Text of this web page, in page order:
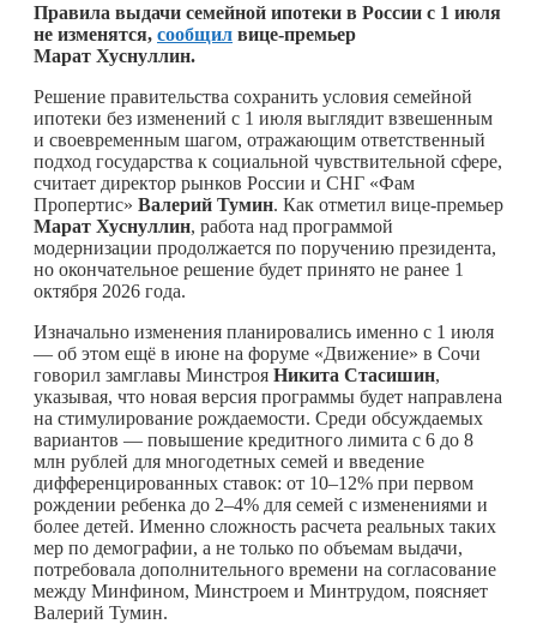
Правила выдачи семейной ипотеки в России с 1 июля
не изменятся, сообщил вице-премьер
Марат Хуснуллин.
Решение правительства сохранить условия семейной
ипотеки без изменений с 1 июля выглядит взвешенным
и своевременным шагом, отражающим ответственный
подход государства к социальной чувствительной сфере,
считает директор рынков России и СНГ «Фам
Пропертис» Валерий Тумин. Как отметил вице-премьер
Марат Хуснуллин, работа над программой
модернизации продолжается по поручению президента,
но окончательное решение будет принято не ранее 1
октября 2026 года.
Изначально изменения планировались именно с 1 июля
— об этом ещё в июне на форуме «Движение» в Сочи
говорил замглавы Минстроя Никита Стасишин,
указывая, что новая версия программы будет направлена
на стимулирование рождаемости. Среди обсуждаемых
вариантов — повышение кредитного лимита с 6 до 8
млн рублей для многодетных семей и введение
дифференцированных ставок: от 10–12% при первом
рождении ребенка до 2–4% для семей с изменениями и
более детей. Именно сложность расчета реальных таких
мер по демографии, а не только по объемам выдачи,
потребовала дополнительного времени на согласование
между Минфином, Минстроем и Минтрудом, поясняет
Валерий Тумин.